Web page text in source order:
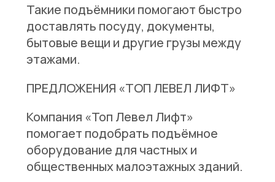
Такие подъёмники помогают быстро
доставлять посуду, документы,
бытовые вещи и другие грузы между
этажами.
ПРЕДЛОЖЕНИЯ «ТОП ЛЕВЕЛ ЛИФТ»
Компания «Топ Левел Лифт»
помогает подобрать подъёмное
оборудование для частных и
общественных малоэтажных зданий.